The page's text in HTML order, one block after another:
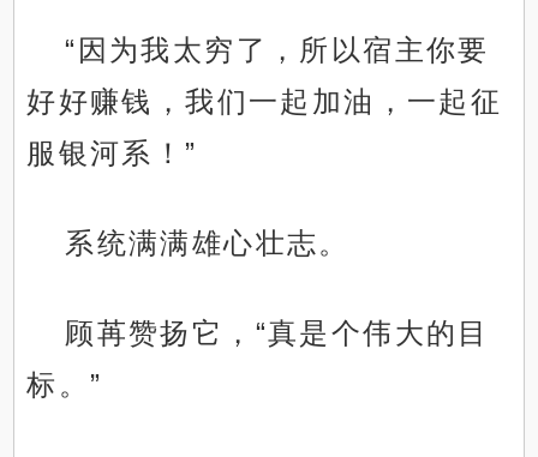
“因为我太穷了，所以宿主你要
好好赚钱，我们一起加油，一起征
服银河系！”
系统满满雄心壮志。
顾苒赞扬它，“真是个伟大的目
标。”